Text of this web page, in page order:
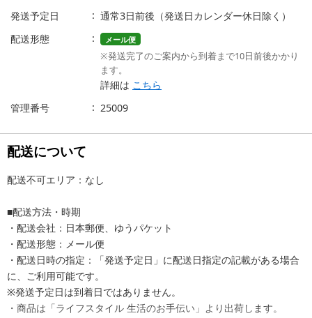
発送予定日
通常3日前後（発送日カレンダー休日除く）
配送形態
メール便
※発送完了のご案内から到着まで10日前後かかり
ます。
詳細は こちら
管理番号
25009
配送について
配送不可エリア：なし
■配送方法・時期
・配送会社：日本郵便、ゆうパケット
・配送形態：メール便
・配送日時の指定：「発送予定日」に配送日指定の記載がある場合
に、ご利用可能です。
※発送予定日は到着日ではありません。
・商品は「ライフスタイル 生活のお手伝い」より出荷します。